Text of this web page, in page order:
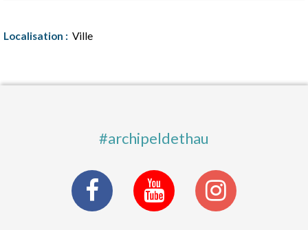
Localisation : Ville
#archipeldethau